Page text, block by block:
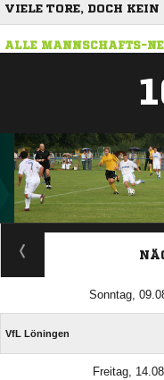
VIELE TORE, DOCH KEIN
ALLE MANNSCHAFTS-
Sonntag,
VfL Löningen
Freitag,